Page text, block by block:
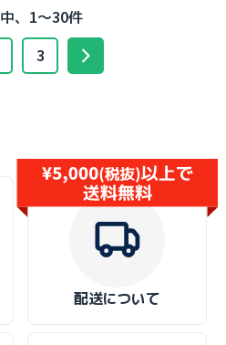
、1～30件
3
配送について